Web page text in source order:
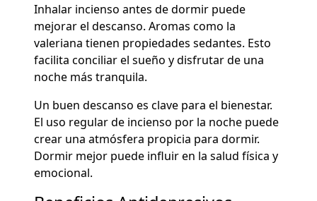
Inhalar incienso antes de dormir puede
mejorar el descanso. Aromas como la
valeriana tienen propiedades sedantes. Esto
facilita conciliar el sueño y disfrutar de una
noche más tranquila.
Un buen descanso es clave para el bienestar.
El uso regular de incienso por la noche puede
crear una atmósfera propicia para dormir.
Dormir mejor puede influir en la salud física y
emocional.